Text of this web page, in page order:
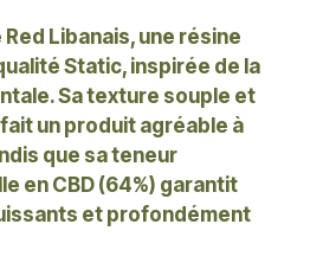
Red Libanais, une résine
Static, inspirée de la
Sa texture souple et
un produit agréable à
que sa teneur
enCBD (64%) garantit
et profondément